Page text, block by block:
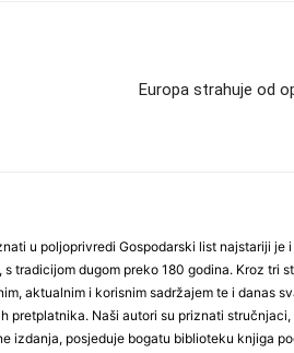
Europa strahuje od
u poljoprivredi Gospodarski list najstariji je
tradicijom dugom preko 180 godina. Kroz tri
aktualnim i korisnim sadržajem te i danas
pretplatnika. Naši autori su priznati
izdanja, posjeduje bogatu biblioteku knjiga